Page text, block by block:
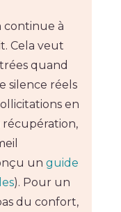
continue à
Cela veut
quand
silence réels
en
récupération,
un guide
). Pour un
du confort,